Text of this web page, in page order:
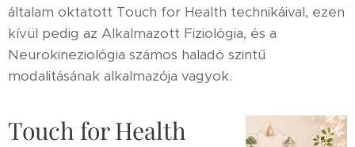
általam oktatott Touch for Health technikáival, ezen
kívül pedig az Alkalmazott Fiziológia, és a
Neurokineziológia számos haladó szintű
modalitásának alkalmazója vagyok.
Touch for Health